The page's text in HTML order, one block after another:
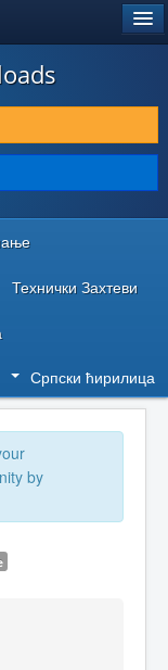
Технички Захтеви
Српски ћирилица
by